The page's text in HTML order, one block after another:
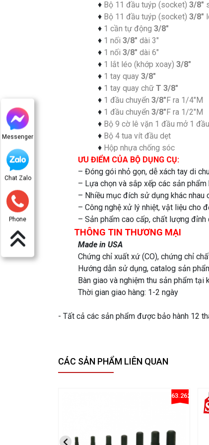
Messenger
Chat Zalo
Phone
♦ Bộ 11 đầu tuýp (socket) 3/8″
♦ Bộ 11 đầu tuýp (socket) 3/8″
♦ 1 cần tự động 3/8″
♦ 1 nối 3/8″ dài 3″
♦ 1 nối 3/8″ dài 6″
♦ 1 lắt léo (khớp xoay) 3/8″
♦ 1 tay quay 3/8″
♦ 1 tay quay chữ T 3/8″
♦ 1 đầu chuyển 3/8″F ra 1/4″M
♦ 1 đầu chuyển 3/8″F ra 1/2″M
♦ Bộ 9 cờ lê vặn 1 đầu mở 1
♦ Bộ 4 tua vít đầu dẹt
♦ Hộp nhựa chống sóc
ƯU ĐIỂM CỦA BỘ DỤNG CỤ:
– Đóng gói nhỏ gọn, dễ xách tay di
– Lựa chọn và sắp xếp các sản
– Nhiều mục đích sử dụng khác nhau
– Công nghệ xử lý nhiệt, vật liệu cho
– Sản phẩm cao cấp, chất lượng đỉnh
THÔNG TIN THƯƠNG MẠI
Made in USA
Chứng chỉ xuất xứ (CO), chứng chỉ
Hướng dẫn sử dụng, catalog sản
Bàn giao và nghiệm thu sản phẩm tại
Thời gian giao hàng: 1-2 ngày
- Tất cả các sản phẩm được bảo hành 12
CÁC SẢN PHẨM LIÊN QUAN